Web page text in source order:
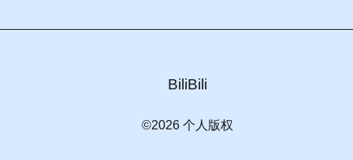
BiliBili
©2026 个人版权